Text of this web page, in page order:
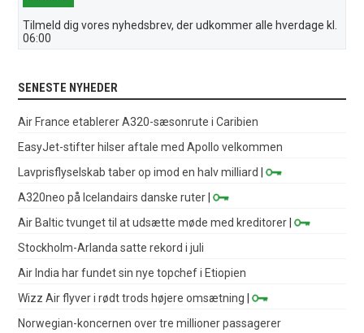
Tilmeld dig vores nyhedsbrev, der udkommer alle hverdage kl.
06:00
SENESTE NYHEDER
Air France etablerer A320-sæsonrute i Caribien
EasyJet-stifter hilser aftale med Apollo velkommen
Lavprisflyselskab taber op imod en halv milliard
|
A320neo på Icelandairs danske ruter |
Air Baltic tvunget til at udsætte møde med kreditorer |
Stockholm-Arlanda satte rekord i juli
Air India har fundet sin nye topchef i Etiopien
Wizz Air flyver i rødt trods højere omsætning |
Norwegian-koncernen over tre millioner passagerer